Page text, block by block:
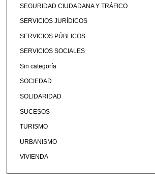
SEGURIDAD CIUDADANA Y TRÁFICO
SERVICIOS JURÍDICOS
SERVICIOS PÚBLICOS
SERVICIOS SOCIALES
Sin categoría
SOCIEDAD
SOLIDARIDAD
SUCESOS
TURISMO
URBANISMO
VIVIENDA